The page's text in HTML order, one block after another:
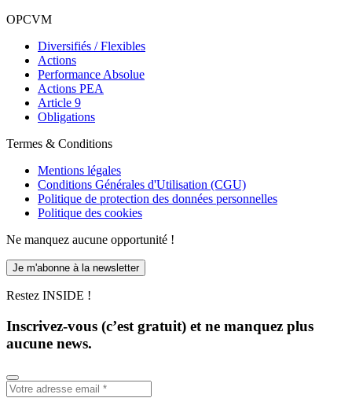
OPCVM
Diversifiés / Flexibles
Actions
Performance Absolue
Actions PEA
Article 9
Obligations
Termes & Conditions
Mentions légales
Conditions Générales d'Utilisation (CGU)
Politique de protection des données personnelles
Politique des cookies
Ne manquez aucune opportunité !
Je m'abonne à la newsletter
Restez INSIDE !
Inscrivez-vous (c’est gratuit) et ne manquez plus
aucune news.